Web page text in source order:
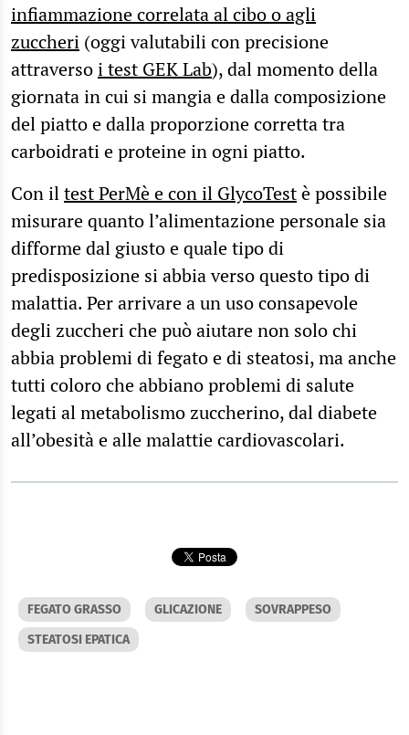
infiammazione correlata al cibo o agli
zuccheri (oggi valutabili con precisione
attraversoi test GEK Lab), dal momento della
giornata in cui si mangia e dalla composizione
del piatto e dalla proporzione corretta tra
carboidrati e proteine in ogni piatto.
Con iltest PerMè e con il GlycoTestè possibile
misurare quanto l’alimentazione personale sia
difforme dal giusto e quale tipo di
predisposizione si abbia verso questo tipo di
malattia. Per arrivare a un uso consapevole
degli zuccheri che può aiutare non solo chi
abbia problemi di fegato e di steatosi, ma anche
tutti coloro che abbiano problemi di salute
legati al metabolismo zuccherino, dal diabete
all’obesità e alle malattie cardiovascolari.
FEGATO GRASSO GLICAZIONE
SOVRAPPESO
STEATOSI EPATICA